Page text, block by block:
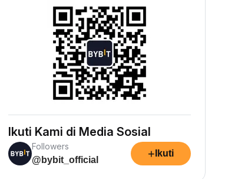
Ikuti Kami di Media Sosial
Followers
@bybit_official
+ Ikuti